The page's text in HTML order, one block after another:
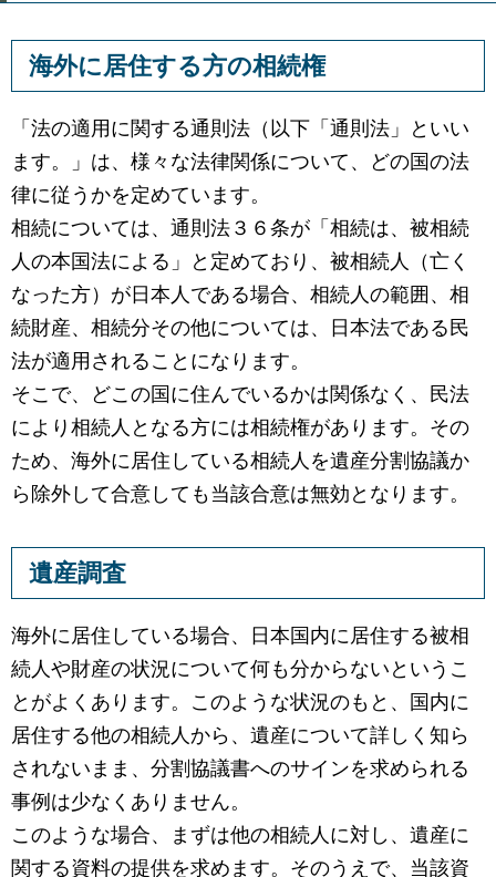
海外に居住する方の相続権
「法の適用に関する通則法（以下「通則法」といい
ます。」は、様々な法律関係について、どの国の法
律に従うかを定めています。
相続については、通則法３６条が「相続は、被相続
人の本国法による」と定めており、被相続人（亡く
なった方）が日本人である場合、相続人の範囲、相
続財産、相続分その他については、日本法である民
法が適用されることになります。
そこで、どこの国に住んでいるかは関係なく、民法
により相続人となる方には相続権があります。その
ため、海外に居住している相続人を遺産分割協議か
ら除外して合意しても当該合意は無効となります。
遺産調査
海外に居住している場合、日本国内に居住する被相
続人や財産の状況について何も分からないというこ
とがよくあります。このような状況のもと、国内に
居住する他の相続人から、遺産について詳しく知ら
されないまま、分割協議書へのサインを求められる
事例は少なくありません。
このような場合、まずは他の相続人に対し、遺産に
関する資料の提供を求めます。そのうえで、当該資